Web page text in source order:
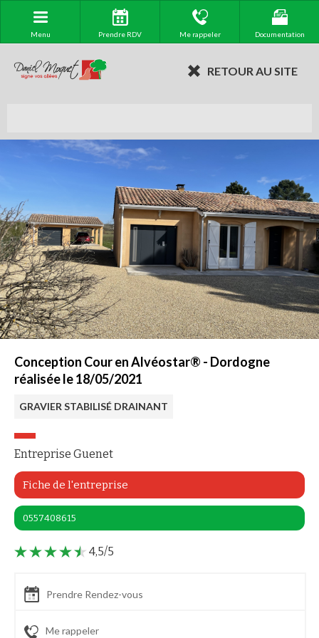
Menu Prendre RDV Me rappeler Documentation
RETOUR AU SITE
Conception Cour en Alvéostar® - Dordogne
réalisée le 18/05/2021
GRAVIER STABILISÉ DRAINANT
Entreprise Guenet
Fiche de l'entreprise
0557408615
4,5/5
Prendre Rendez-vous
Me rappeler